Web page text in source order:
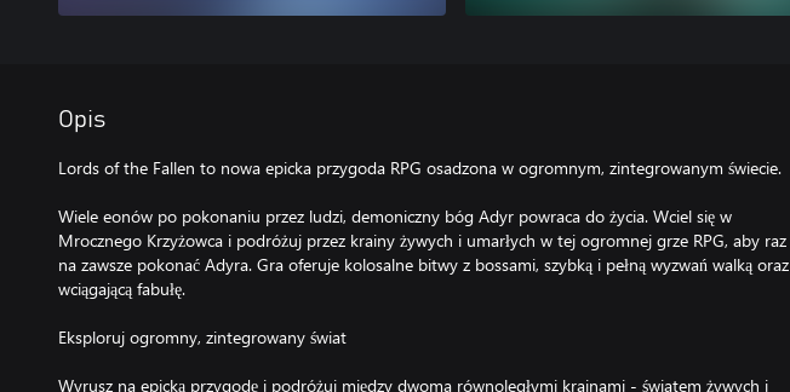
Opis
Lords of the Fallen to nowa epicka przygoda RPG osadzona w ogromnym, zintegrowanym świecie.
Wiele eonów po pokonaniu przez ludzi, demoniczny bóg Adyr powraca do życia. Wciel się w
Mrocznego Krzyżowca i podróżuj przez krainy żywych i umarłych w tej ogromnej grze RPG, aby raz
na zawsze pokonać Adyra. Gra oferuje kolosalne bitwy z bossami, szybką i pełną wyzwań walką oraz
wciągającą fabułę.
Eksploruj ogromny, zintegrowany świat
Wyrusz na epicką przygodę i podróżuj między dwoma równoległymi krainami - światem żywych i